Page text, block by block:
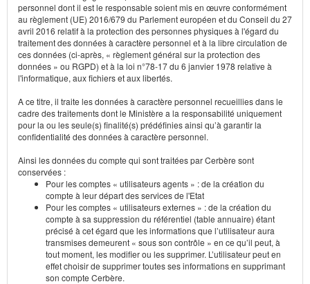
personnel dont il est le responsable soient mis en œuvre conformément
au règlement (UE) 2016/679 du Parlement européen et du Conseil du 27
avril 2016 relatif à la protection des personnes physiques à l'égard du
traitement des données à caractère personnel et à la libre circulation de
ces données (ci-après, « règlement général sur la protection des
données » ou RGPD) et à la loi n°78-17 du 6 janvier 1978 relative à
l'informatique, aux fichiers et aux libertés.
A ce titre, il traite les données à caractère personnel recueillies dans le
cadre des traitements dont le Ministère a la responsabilité uniquement
pour la ou les seule(s) finalité(s) prédéfinies ainsi qu’à garantir la
confidentialité des données à caractère personnel.
Ainsi les données du compte qui sont traitées par Cerbère sont
conservées :
Pour les comptes « utilisateurs agents » : de la création du
compte à leur départ des services de l'Etat
Pour les comptes « utilisateurs externes » : de la création du
compte à sa suppression du référentiel (table annuaire) étant
précisé à cet égard que les informations que l’utilisateur aura
transmises demeurent « sous son contrôle » en ce qu’il peut, à
tout moment, les modifier ou les supprimer. L’utilisateur peut en
effet choisir de supprimer toutes ses informations en supprimant
son compte Cerbère.